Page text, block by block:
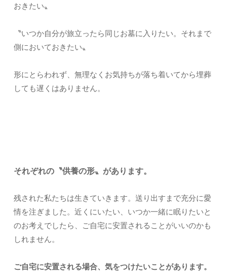
おきたい〟
〝いつか自分が旅立ったら同じお墓に入りたい。それまで
側においておきたい〟
形にとらわれず、無理なくお気持ちが落ち着いてから埋葬
しても遅くはありません。
それぞれの〝供養の形〟があります。
残された私たちは生きていきます。送り出すまで充分に愛
情を注ぎました。近くにいたい、いつか一緒に眠りたいと
のお考えでしたら、ご自宅に安置されることがいいのかも
しれません。
ご自宅に安置される場合、気をつけたいことがあります。